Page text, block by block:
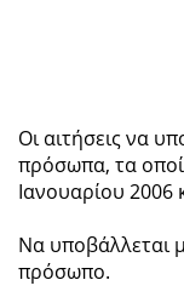
Οι αιτήσεις να
πρόσωπα, τα
Ιανουαρίου 2006
Να υποβάλλεται
πρόσωπο.